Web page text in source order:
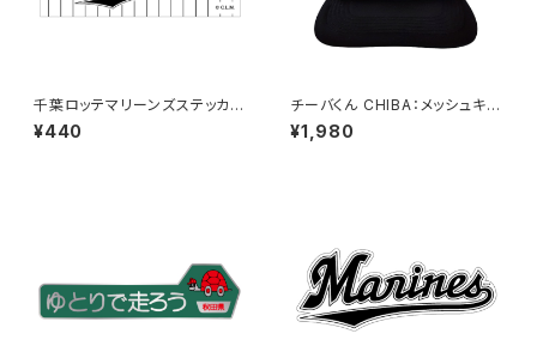
千葉ロッテマリーンズステッカー
9
¥440
チーバくん CHIBA：メッシュキャ
ップ（ブラック）
¥1,980